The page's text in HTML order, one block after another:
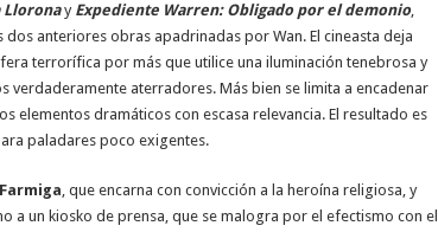
Lloronay Expediente Warren: Obligado por el demonio,
anteriores obras apadrinadas por Wan. El cineasta deja
terrorífica por más que utilice una iluminación tenebrosa y
verdaderamente aterradores. Más bien se limita a encadenar
elementos dramáticos con escasa relevancia. El resultado es
paladares poco exigentes.
, que encarna con convicción a la heroína religiosa, y
a un kiosko de prensa, que se malogra por el efectismo con el